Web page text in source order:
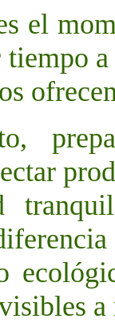
el